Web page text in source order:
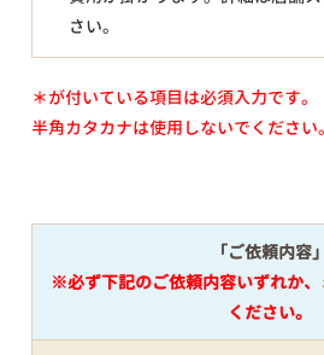
さい。
＊が付いている項目は必須入力です。
半角カタカナは使用しないでください。
「ご依頼内容」
※必ず下記のご依頼内容いずれか
ください。